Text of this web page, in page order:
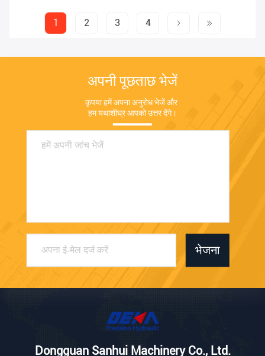
1 2 3 4
अपनी पूछताछ भेजें
कृपया हमें अपना अनुरोध भेजें और
हम यथाशीघ्र आपको उत्तर देंगे।
भेजना
Dongguan Sanhui Machinery Co., Ltd.